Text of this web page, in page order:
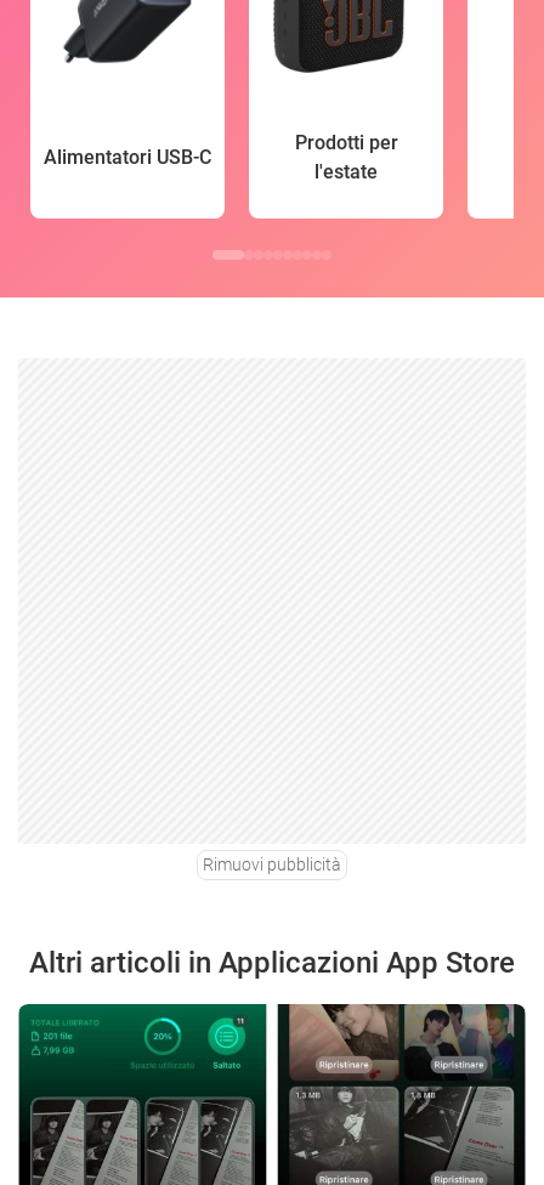
Alimentatori USB-C
Prodotti per
l'estate
Rimuovi pubblicità
Altri articoli in Applicazioni App Store